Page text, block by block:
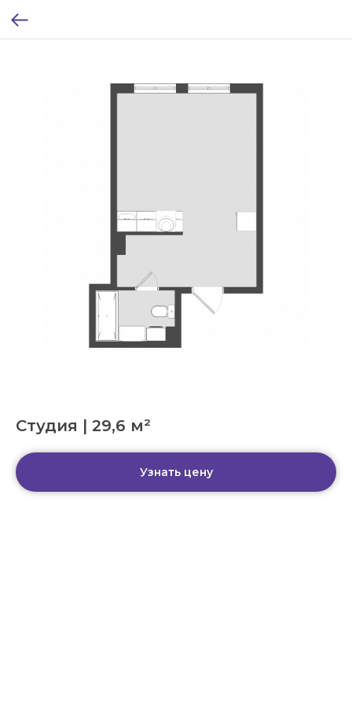
Студия | 29,6 м²
Узнать цену